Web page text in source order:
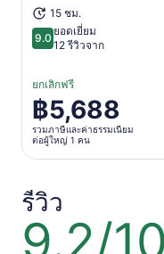
15 ชม.
9.09.0 จาก 10
ยอดเยี่ยม
12 รีวิวจาก
ยกเลิกฟรี
ราคา
อยู่
ต่อ
ผู้ใหญ่
1
฿5,688
รวมภาษีและค่าธรรมเนียม
ต่อผู้ใหญ่ 1 คน
รีวิว
9.2/10
9.2
จาก